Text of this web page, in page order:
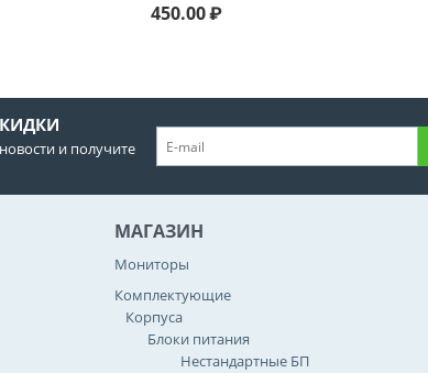
450.00₽
и получите
МАГАЗИН
Мониторы
Комплектующие
Корпуса
Блоки питания
Нестандартные БП